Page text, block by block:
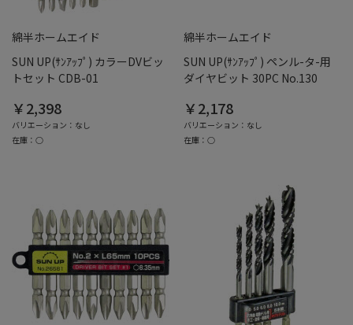
綿半ホームエイド
SUN UP(ｻﾝｱｯﾌﾟ) カラーDVビッ
トセット CDB-01
￥2,398
バリエーション：なし
在庫：○
綿半ホームエイド
SUN UP(ｻﾝｱｯﾌﾟ) ペンル-タ-用
ダイヤビット 30PC No.130
￥2,178
バリエーション：なし
在庫：○